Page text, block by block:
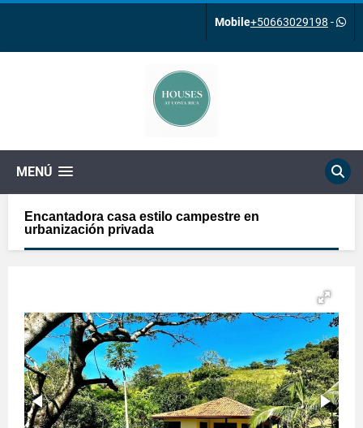
Mobile+50663029198 -
MENÚ
Encantadora casa estilo campestre en
urbanización privada